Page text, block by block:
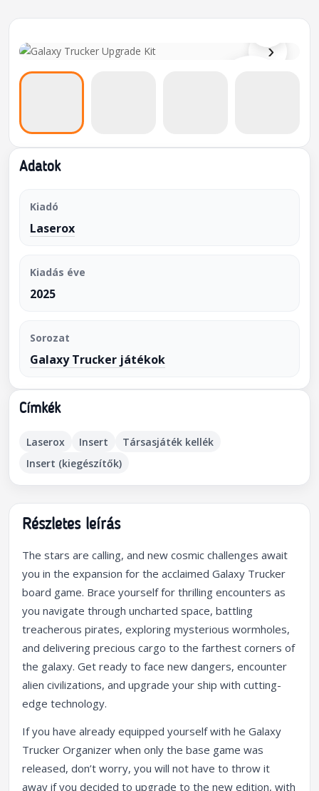
›
⌕
Adatok
Kiadó
Laserox
Kiadás éve
2025
Sorozat
Galaxy Trucker játékok
Címkék
Laserox Insert
Társasjáték kellék
Insert (kiegészítők)
Részletes leírás
The stars are calling, and new cosmic challenges await
you in the expansion for the acclaimed Galaxy Trucker
board game. Brace yourself for thrilling encounters as
you navigate through uncharted space, battling
treacherous pirates, exploring mysterious wormholes,
and delivering precious cargo to the farthest corners of
the galaxy. Get ready to face new dangers, encounter
alien civilizations, and upgrade your ship with cutting-
edge technology.
If you have already equipped yourself with he Galaxy
Trucker Organizer when only the base game was
released, don’t worry, you will not have to throw it
away if you decided to upgrade to the new edition, with